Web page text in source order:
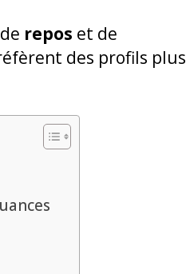
repos et de
des profils plus